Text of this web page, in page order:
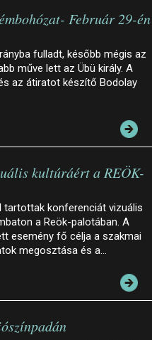
Február 29-én
fulladt, később mégis az
műve lett az Übü király. A
az átiratot készítő Bodolay
kultúráért a REÖK-
tartottak konferenciát vizuális
a Reök-palotában. A
esemény fő célja a szakmai
megosztása és a…